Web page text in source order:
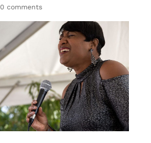
0 comments